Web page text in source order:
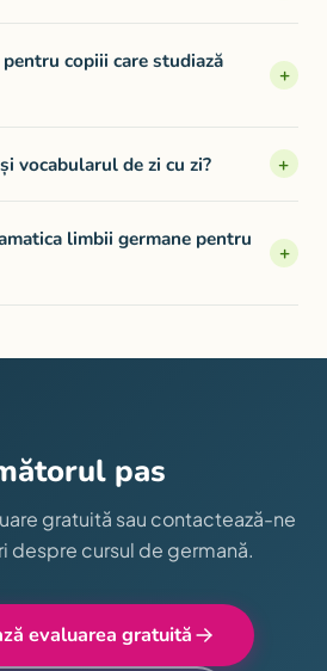
copiii care studiază
+
vocabularul de zi cu zi? +
limbii germane pentru
+
pas
gratuită sau contactează-ne
despre cursul de germană.
evaluarea gratuită